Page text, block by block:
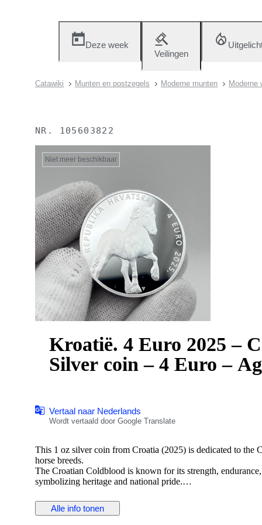
Deze week
Veilingen
Catawiki Munten en postzegels Moderne munten Moderne
NR. 105603822
Niet meer beschikbaar
Kroatië. 4 Euro 2025 –
Silver coin – 4 Euro –
Vertaal naar Nederlands
Wordt vertaald door Google Translate
This 1 oz silver coin from Croatia (2025) is dedicated to the
horse breeds.
The Croatian Coldblood is known for its strength,
symbolizing heritage and national pride.
— Country: Croatia
— Year: 2025
Alle info tonen